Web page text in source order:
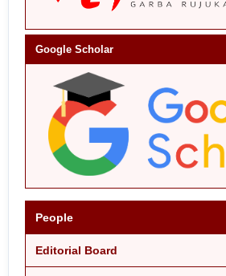
Google Scholar
People
Editorial Board